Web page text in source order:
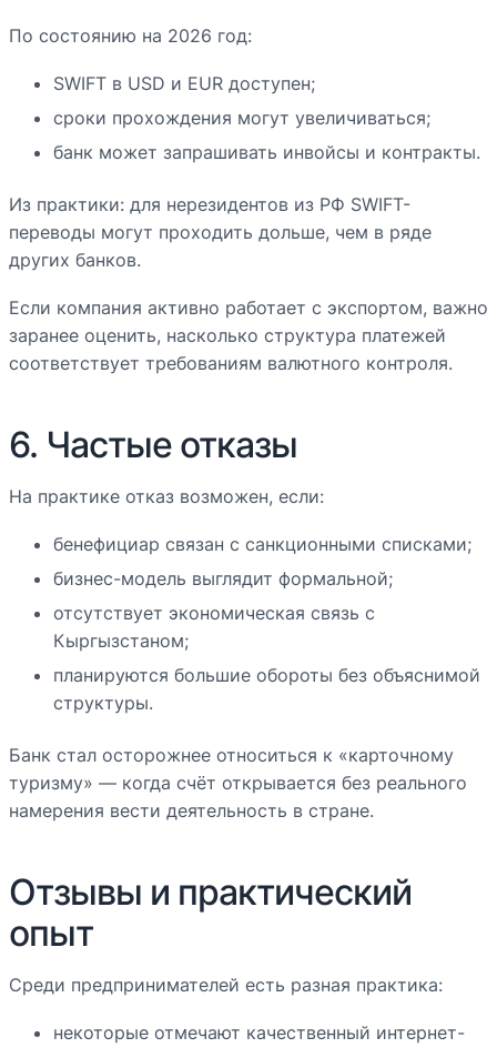
По состоянию на 2026 год:
SWIFT в USD и EUR доступен;
сроки прохождения могут увеличиваться;
банк может запрашивать инвойсы и контракты.
Из практики: для нерезидентов из РФ SWIFT-
переводы могут проходить дольше, чем в ряде
других банков.
Если компания активно работает с экспортом, важно
заранее оценить, насколько структура платежей
соответствует требованиям валютного контроля.
6. Частые отказы
На практике отказ возможен, если:
бенефициар связан с санкционными списками;
бизнес-модель выглядит формальной;
отсутствует экономическая связь с
Кыргызстаном;
планируются большие обороты без объяснимой
структуры.
Банк стал осторожнее относиться к «карточному
туризму» — когда счёт открывается без реального
намерения вести деятельность в стране.
Отзывы и практический
опыт
Среди предпринимателей есть разная практика:
некоторые отмечают качественный интернет-